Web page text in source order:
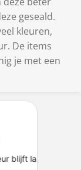
geseald.
kleuren,
De items
je met een